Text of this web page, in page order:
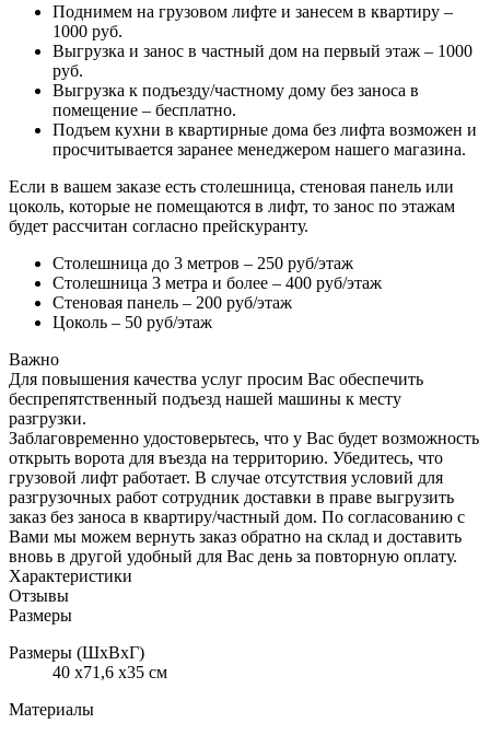
Поднимем на грузовом лифте и занесем в квартиру –
1000 руб.
Выгрузка и занос в частный дом на первый этаж – 1000
руб.
Выгрузка к подъезду/частному дому без заноса в
помещение – бесплатно.
Подъем кухни в квартирные дома без лифта возможен и
просчитывается заранее менеджером нашего магазина.
Если в вашем заказе есть столешница, стеновая панель или
цоколь, которые не помещаются в лифт, то занос по этажам
будет рассчитан согласно прейскуранту.
Столешница до 3 метров – 250 руб/этаж
Столешница 3 метра и более – 400 руб/этаж
Стеновая панель – 200 руб/этаж
Цоколь – 50 руб/этаж
Важно
Для повышения качества услуг просим Вас обеспечить
беспрепятственный подъезд нашей машины к месту
разгрузки.
Заблаговременно удостоверьтесь, что у Вас будет возможность
открыть ворота для въезда на территорию. Убедитесь, что
грузовой лифт работает. В случае отсутствия условий для
разгрузочных работ сотрудник доставки в праве выгрузить
заказ без заноса в квартиру/частный дом. По согласованию с
Вами мы можем вернуть заказ обратно на склад и доставить
вновь в другой удобный для Вас день за повторную оплату.
Характеристики
Отзывы
Размеры
Размеры (ШхВхГ)
40 x71,6 x35 см
Материалы